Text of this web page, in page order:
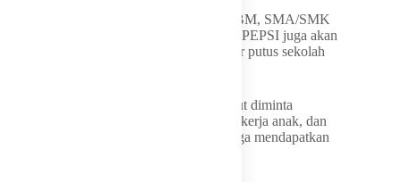
Program pendidikan alternatif melalui PKBM, SMA/SMK
Terbuka, kelas jarak jauh, hingga program PEPSI juga akan
diperkuat agar anak-anak yang benar-benar putus sekolah
Dalam rapat itu, Dinas Sosial dan P3A turut diminta
memperkuat pendataan anak disabilitas, pekerja anak, dan
kelompok rentan lainnya agar seluruh warga mendapatkan